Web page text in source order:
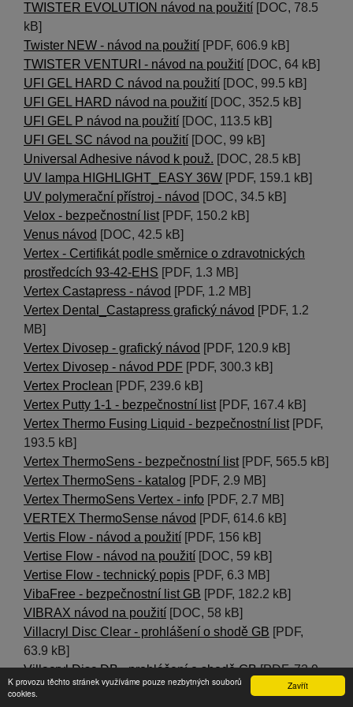
Zavřít
K provozu těchto stránek využíváme pouze nezbytných souborů
cookies.
TWISTER EVOLUTION návod na použití [DOC, 78.5
kB]
Twister NEW - návod na použití [PDF, 606.9 kB]
TWISTER VENTURI - návod na použití [DOC, 64 kB]
UFI GEL HARD C návod na použití [DOC, 99.5 kB]
UFI GEL HARD návod na použití [DOC, 352.5 kB]
UFI GEL P návod na použití [DOC, 113.5 kB]
UFI GEL SC návod na použití [DOC, 99 kB]
Universal Adhesive návod k použ. [DOC, 28.5 kB]
UV lampa HIGHLIGHT_EASY 36W [PDF, 159.1 kB]
UV polymerační přístroj - návod [DOC, 34.5 kB]
Velox - bezpečnostní list[PDF, 150.2 kB]
Venus návod [DOC, 42.5 kB]
Vertex - Certifikát podle směrnice o zdravotnických
prostředcích 93-42-EHS [PDF, 1.3 MB]
Vertex Castapress - návod [PDF, 1.2 MB]
Vertex Dental_Castapress grafický návod [PDF, 1.2
MB]
Vertex Divosep - grafický návod [PDF, 120.9 kB]
Vertex Divosep - návod PDF [PDF, 300.3 kB]
Vertex Proclean [PDF, 239.6 kB]
Vertex Putty 1-1 - bezpečnostní list[PDF, 167.4 kB]
Vertex Thermo Fusing Liquid - bezpečnostní list[PDF,
193.5 kB]
Vertex ThermoSens - bezpečnostní list[PDF, 565.5 kB]
Vertex ThermoSens - katalog [PDF, 2.9 MB]
Vertex ThermoSens Vertex - info [PDF, 2.7 MB]
VERTEX ThermoSense návod [PDF, 614.6 kB]
Vertis Flow - návod a použití [PDF, 156 kB]
Vertise Flow - návod na použití [DOC, 59 kB]
Vertise Flow - technický popis [PDF, 6.3 MB]
VibaFree - bezpečnostní list GB [PDF, 182.2 kB]
VIBRAX návod na použití [DOC, 58 kB]
Villacryl Disc Clear - prohlášení o shodě GB [PDF,
63.9 kB]
Villacryl Disc DB - prohlášení o shodě GB[PDF, 73.9
kB]